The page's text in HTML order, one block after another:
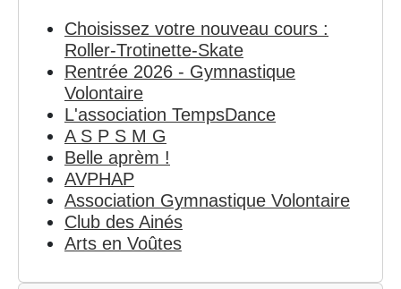
Choisissez votre nouveau cours :
Roller-Trotinette-Skate
Rentrée 2026 - Gymnastique
Volontaire
L'association TempsDance
A S P S M G
Belle aprèm !
AVPHAP
Association Gymnastique Volontaire
Club des Ainés
Arts en Voûtes